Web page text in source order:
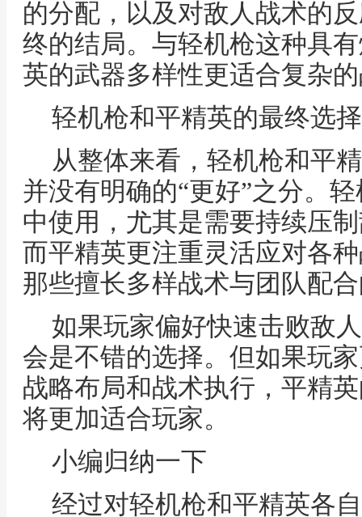
的分配，以及对敌人战术的
终的结局。与轻机枪这种具
英的武器多样性更适合复杂
轻机枪和平精英的最终选择
从整体来看，轻机枪和平
并没有明确的“更好”之分。
中使用，尤其是需要持续压
而平精英更注重灵活应对各
那些擅长多样战术与团队配
如果玩家偏好快速击败敌
会是不错的选择。但如果玩
战略布局和战术执行，平精
将更加适合玩家。
小编归纳一下
经过对轻机枪和平精英各